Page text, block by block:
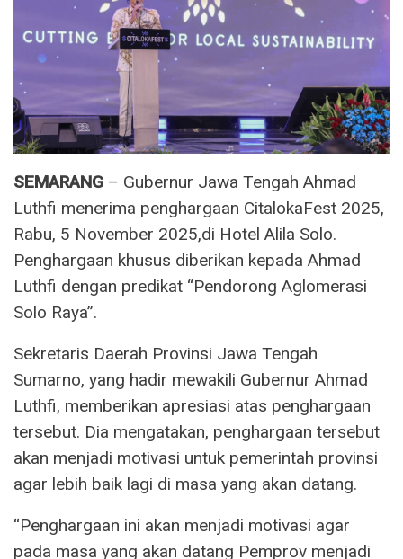
SEMARANG – Gubernur Jawa Tengah Ahmad
Luthfi menerima penghargaan CitalokaFest 2025,
Rabu, 5 November 2025,di Hotel Alila Solo.
Penghargaan khusus diberikan kepada Ahmad
Luthfi dengan predikat “Pendorong Aglomerasi
Solo Raya”.
Sekretaris Daerah Provinsi Jawa Tengah
Sumarno, yang hadir mewakili Gubernur Ahmad
Luthfi, memberikan apresiasi atas penghargaan
tersebut. Dia mengatakan, penghargaan tersebut
akan menjadi motivasi untuk pemerintah provinsi
agar lebih baik lagi di masa yang akan datang.
“Penghargaan ini akan menjadi motivasi agar
pada masa yang akan datang Pemprov menjadi